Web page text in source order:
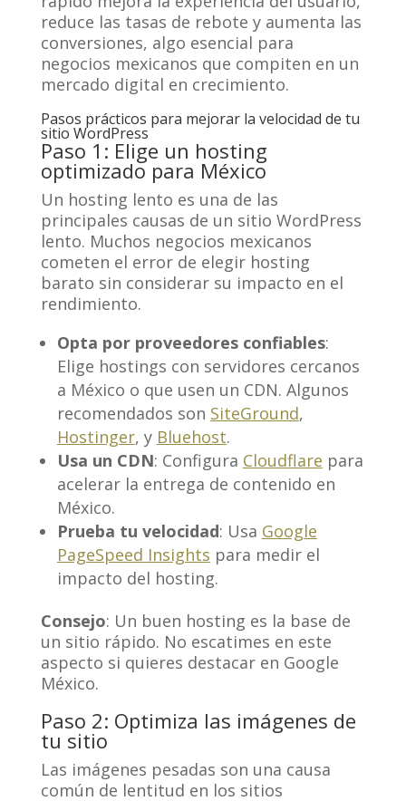
reduce las tasas de rebote y aumenta las
conversiones, algo esencial para
negocios mexicanos que compiten en un
mercado digital en crecimiento.
Pasos prácticos para mejorar la velocidad de tu
sitio WordPress
Paso 1: Elige un hosting
optimizado para México
Un hosting lento es una de las
principales causas de un sitio WordPress
lento. Muchos negocios mexicanos
cometen el error de elegir hosting
barato sin considerar su impacto en el
rendimiento.
Opta por proveedores confiables:
Elige hostings con servidores cercanos
a México o que usen un CDN. Algunos
recomendados son SiteGround,
Hostinger, y Bluehost.
Usa un CDN: Configura Cloudflare para
acelerar la entrega de contenido en
México.
Prueba tu velocidad: Usa Google
PageSpeed Insights para medir el
impacto del hosting.
Consejo: Un buen hosting es la base de
un sitio rápido. No escatimes en este
aspecto si quieres destacar en Google
México.
Paso 2: Optimiza las imágenes de
tu sitio
Las imágenes pesadas son una causa
común de lentitud en los sitios